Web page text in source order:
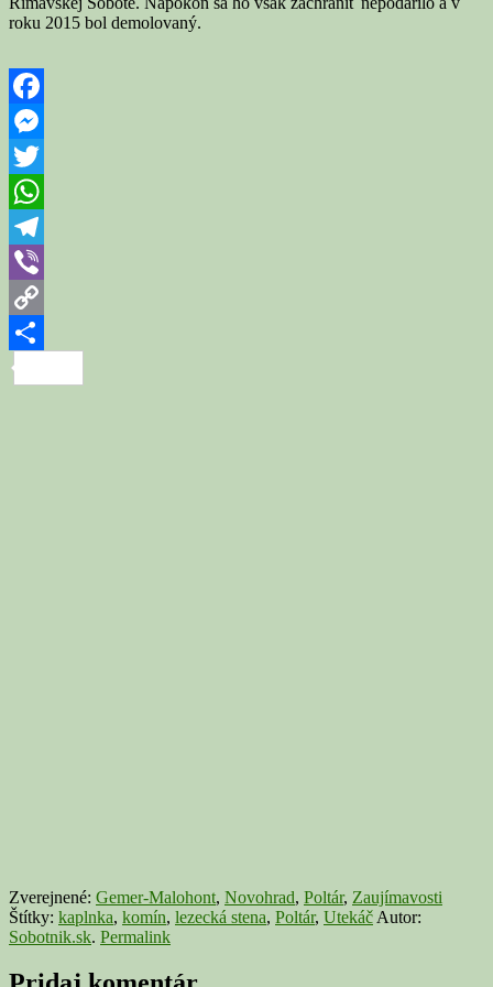
roku 2015 bol demolovaný.
Facebook
Messenger
Twitter
WhatsApp
Telegram
Viber
Copy
Link
Zverejnené: Gemer-Malohont, Novohrad, Poltár, Zaujímavosti
Štítky: kaplnka, komín, lezecká stena, Poltár, Utekáč Autor:
Sobotnik.sk. Permalink